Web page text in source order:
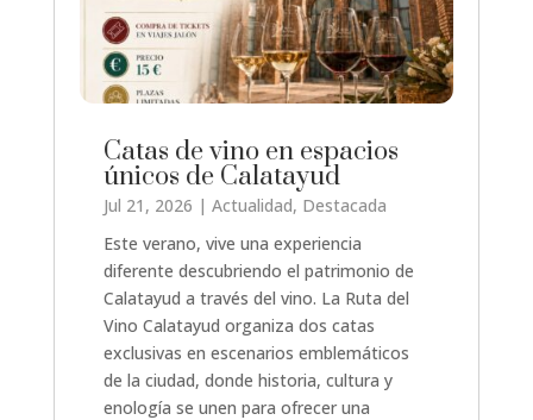
Catas de vino en espacios
únicos de Calatayud
Jul 21, 2026 |Actualidad, Destacada
Este verano, vive una experiencia
diferente descubriendo el patrimonio de
Calatayud a través del vino. La Ruta del
Vino Calatayud organiza dos catas
exclusivas en escenarios emblemáticos
de la ciudad, donde historia, cultura y
enología se unen para ofrecer una